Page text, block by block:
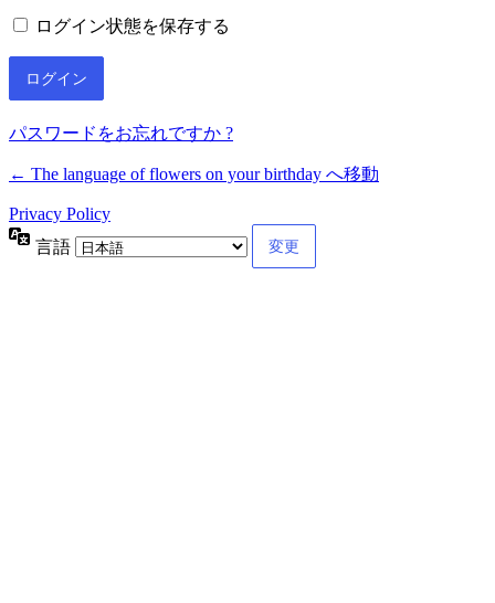
ログイン状態を保存する
パスワードをお忘れですか ?
← The language of flowers on your birthday へ移動
Privacy Policy
言語